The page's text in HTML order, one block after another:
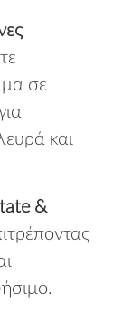
σε
και
&